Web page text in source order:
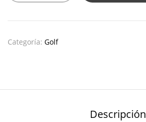
Categoría: Golf
Descripción